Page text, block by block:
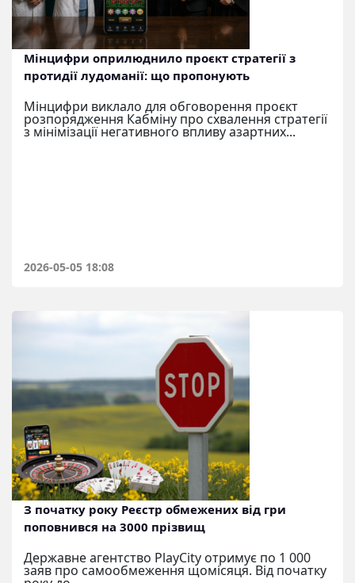
Мінцифри оприлюднило проєкт стратегії з
протидії лудоманії: що пропонують
Мінцифри виклало для обговорення проєкт
розпорядження Кабміну про схвалення стратегії
з мінімізації негативного впливу азартних...
2026-05-05 18:08
З початку року Реєстр обмежених від гри
поповнився на 3000 прізвищ
Державне агентство PlayCity отримує по 1 000
заяв про самообмеження щомісяця. Від початку